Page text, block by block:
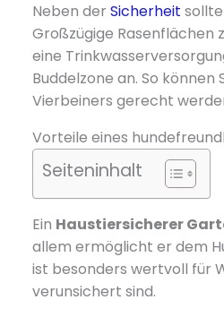
Neben der Sicherheit
Großzügige Rasenflächen
eine
Buddelzone an. So
Vierbeiners gerecht
Vorteile eines
Seiteninhalt
Ein Haustiersicherer
allem ermöglicht er dem
ist besonders wertvoll für
verunsichert sind.